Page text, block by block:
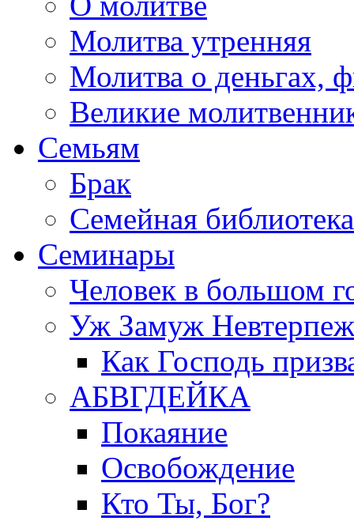
Молитва утренняя
Молитва о деньгах,
Великие
Семьям
Брак
Семейная библиотека
Семинары
Человек в большом
Уж Замуж Невтерпеж
Как Господь
АБВГДЕЙКА
Покаяние
Освобождение
Кто Ты, Бог?